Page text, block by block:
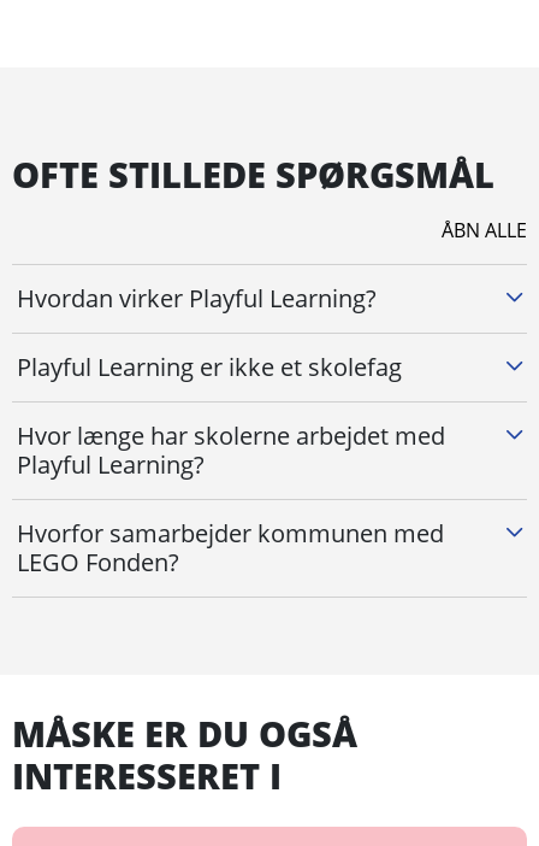
OFTE STILLEDE SPØRGSMÅL
ÅBN ALLE
Hvordan virker Playful Learning?
Playful Learning er ikke et skolefag
Hvor længe har skolerne arbejdet med
Playful Learning?
Hvorfor samarbejder kommunen med
LEGO Fonden?
MÅSKE ER DU OGSÅ
INTERESSERET I